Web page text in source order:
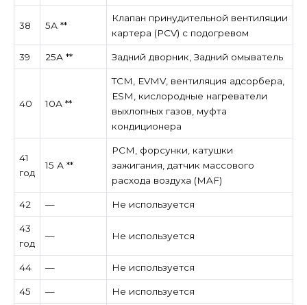
38 5А **
Клапан принудительной вентиляции
картера (PCV) с подогревом
39 25А ** Задний дворник, Задний омыватель
40 10А **
TCM, EVMV, вентиляция адсорбера,
ESM, кислородные нагреватели
выхлопных газов, муфта
кондиционера
41
год
15 А **
PCM, форсунки, катушки
зажигания, датчик массового
расхода воздуха (MAF)
42 — Не используется
43
год
— Не используется
44 — Не используется
45 — Не используется